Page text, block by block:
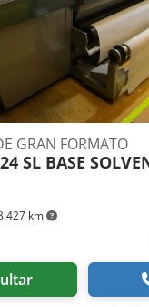
km
GRAN FORMATO
SL BASE